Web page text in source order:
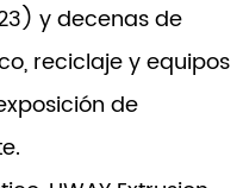
y decenas de
reciclaje y equipos
de